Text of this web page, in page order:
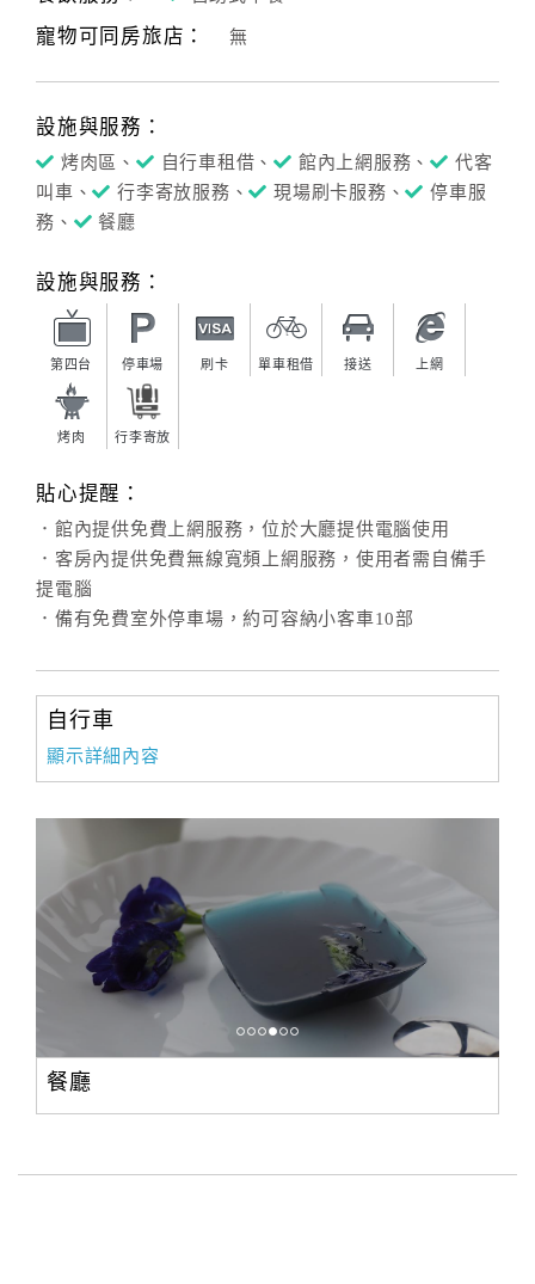
客
絡
單
線
查
詢
訂
Q&A
國
旅
案
寵物可同房旅店： 無
設施與服務：
烤肉區、 自行車租借、 館內上網服務、
代客
叫車、
行李寄放服務、 現場刷卡服務、
停車服
務、
餐廳
設施與服務：
第四台 停車場 刷卡 單車租借 接送 上網
烤肉 行李寄放
貼心提醒：
．館內提供免費上網服務，位於大廳提供電腦使用
．客房內提供免費無線寬頻上網服務，使用者需自備手
提電腦
．備有免費室外停車場，約可容納小客車10部
自行車
顯示詳細內容
餐廳